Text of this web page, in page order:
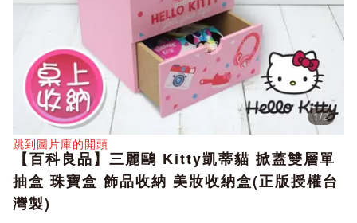
1/2
跳到圖片庫的開頭
分享
【百科良品】三麗鷗 Kitty凱蒂貓 掀蓋雙層單
抽盒 珠寶盒 飾品收納 美妝收納盒(正版授權台
灣製)